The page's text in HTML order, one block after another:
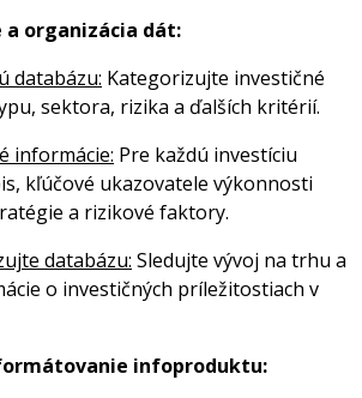
organizácia dát:
databázu: Kategorizujte investičné
sektora, rizika a ďalších kritérií.
informácie: Pre každú investíciu
kľúčové ukazovatele výkonnosti
a rizikové faktory.
databázu: Sledujte vývoj na trhu a
o investičných príležitostiach v
infoproduktu: